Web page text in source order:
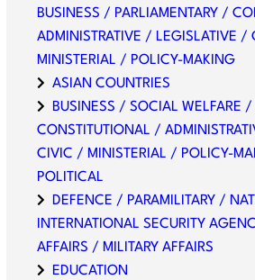
BUSINESS / PARLIAMENTARY /
ADMINISTRATIVE / LEGISLATIVE /
MINISTERIAL / POLICY-MAKING
ASIAN COUNTRIES
BUSINESS / SOCIAL WELFARE /
CONSTITUTIONAL /
CIVIC / MINISTERIAL / POLICY-
POLITICAL
DEFENCE / PARAMILITARY /
INTERNATIONAL SECURITY
AFFAIRS / MILITARY AFFAIRS
EDUCATION